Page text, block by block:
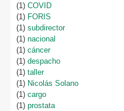
(1) COVID
(1) FORIS
(1) subdirector
(1) nacional
(1) cáncer
(1) despacho
(1) taller
(1) Nicolás Solano
(1) cargo
(1) prostata